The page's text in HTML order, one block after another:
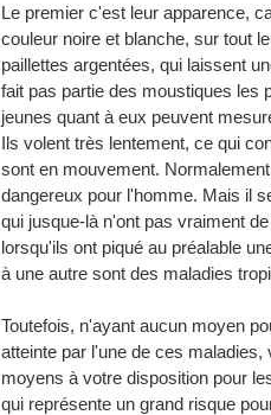
Le premier c'est leur apparence,
couleur noire et blanche, sur tout
paillettes argentées, qui laissent
fait pas partie des moustiques les
jeunes quant à eux peuvent
Ils volent très lentement, ce qui
sont en mouvement.
dangereux pour l'homme. Mais il
qui jusque-là n'ont pas vraiment
lorsqu'ils ont piqué au préalable
à une autre sont des maladies
Toutefois, n'ayant aucun moyen
atteinte par l'une de ces
moyens à votre disposition pour
qui représente un grand risque